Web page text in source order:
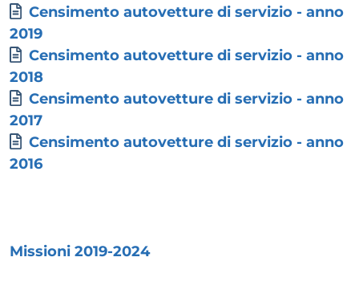
Documento
Censimento autovetture di servizio - anno
2019
Documento
Censimento autovetture di servizio - anno
2018
Documento
Censimento autovetture di servizio - anno
2017
Documento
Censimento autovetture di servizio - anno
2016
Paragrafo
Allegati
Documento
Missioni 2019-2024